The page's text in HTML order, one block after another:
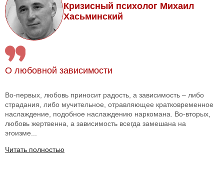
Кризисный психолог Михаил
Хасьминский
О любовной зависимости
Во-первых, любовь приносит радость, а зависимость – либо
страдания, либо мучительное, отравляющее кратковременное
наслаждение, подобное наслаждению наркомана. Во-вторых,
любовь жертвенна, а зависимость всегда замешана на
эгоизме...
Читать полностью